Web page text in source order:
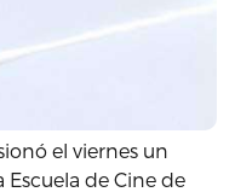
el viernes un
de Cine de